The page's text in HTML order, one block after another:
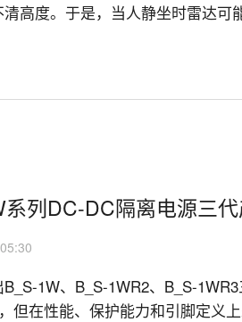
高度。于是，当人静坐时雷达可
米波雷达的出现解决了这些痛点
本文一探究竟。
列DC-DC隔离电源三
1W、B_S-1WR2、B_S-
但在性能、保护能力和引脚定义